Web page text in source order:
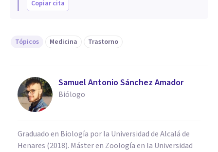
Copiar cita
Tópicos Medicina Trastorno
Samuel Antonio Sánchez Amador
Biólogo
Graduado en Biología por la Universidad de Alcalá de
Henares (2018). Máster en Zoología en la Universidad